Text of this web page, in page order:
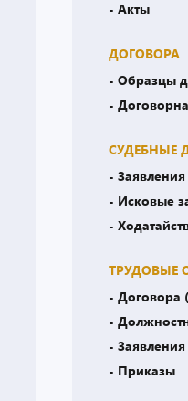
- Акты
ДОГОВОРА
- Образцы
-
СУДЕБНЫЕ
-
- Исковые
-
ТРУДОВЫЕ
- Договора
-
- Заявления
- Приказы